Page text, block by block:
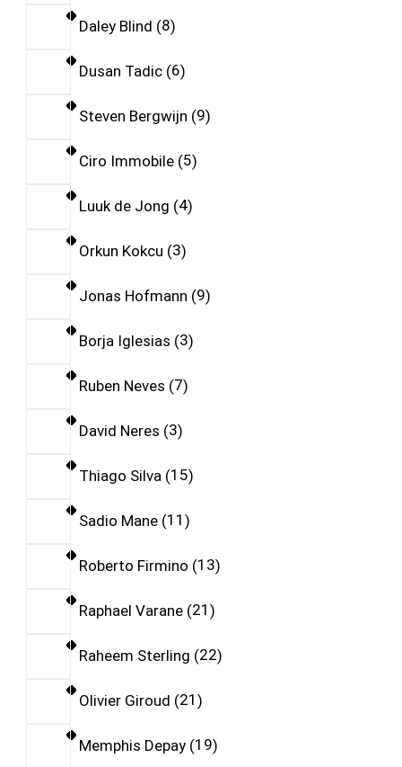
Daley Blind 8
Dusan Tadic 6
Steven Bergwijn 9
Ciro Immobile 5
Luuk de Jong 4
Orkun Kokcu 3
Jonas Hofmann 9
Borja Iglesias 3
Ruben Neves 7
David Neres 3
Thiago Silva 15
Sadio Mane 11
Roberto Firmino 13
Raphael Varane 21
Raheem Sterling 22
Olivier Giroud 21
Memphis Depay 19